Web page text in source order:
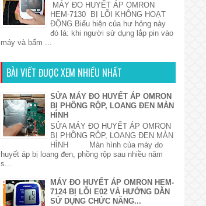
MÁY ĐO HUYẾT ÁP OMRON
HEM-7130 BỊ LỖI KHÔNG HOẠT
ĐỘNG Biểu hiện của hư hỏng này
đó là: khi người sử dụng lắp pin vào
máy và bấm ...
BÀI VIẾT ĐƯỢC XEM NHIỀU NHẤT
SỬA MÁY ĐO HUYẾT ÁP OMRON
BỊ PHỒNG RỘP, LOANG ĐEN MÀN
HÌNH
SỬA MÁY ĐO HUYẾT ÁP OMRON
BỊ PHỒNG RỘP, LOANG ĐEN MÀN
HÌNH Màn hình của máy đo
huyết áp bị loang đen, phồng rộp sau nhiều năm
s...
MÁY ĐO HUYẾT ÁP OMRON HEM-
7124 BỊ LỖI E02 VÀ HƯỚNG DẪN
SỬ DỤNG CHỨC NĂNG...